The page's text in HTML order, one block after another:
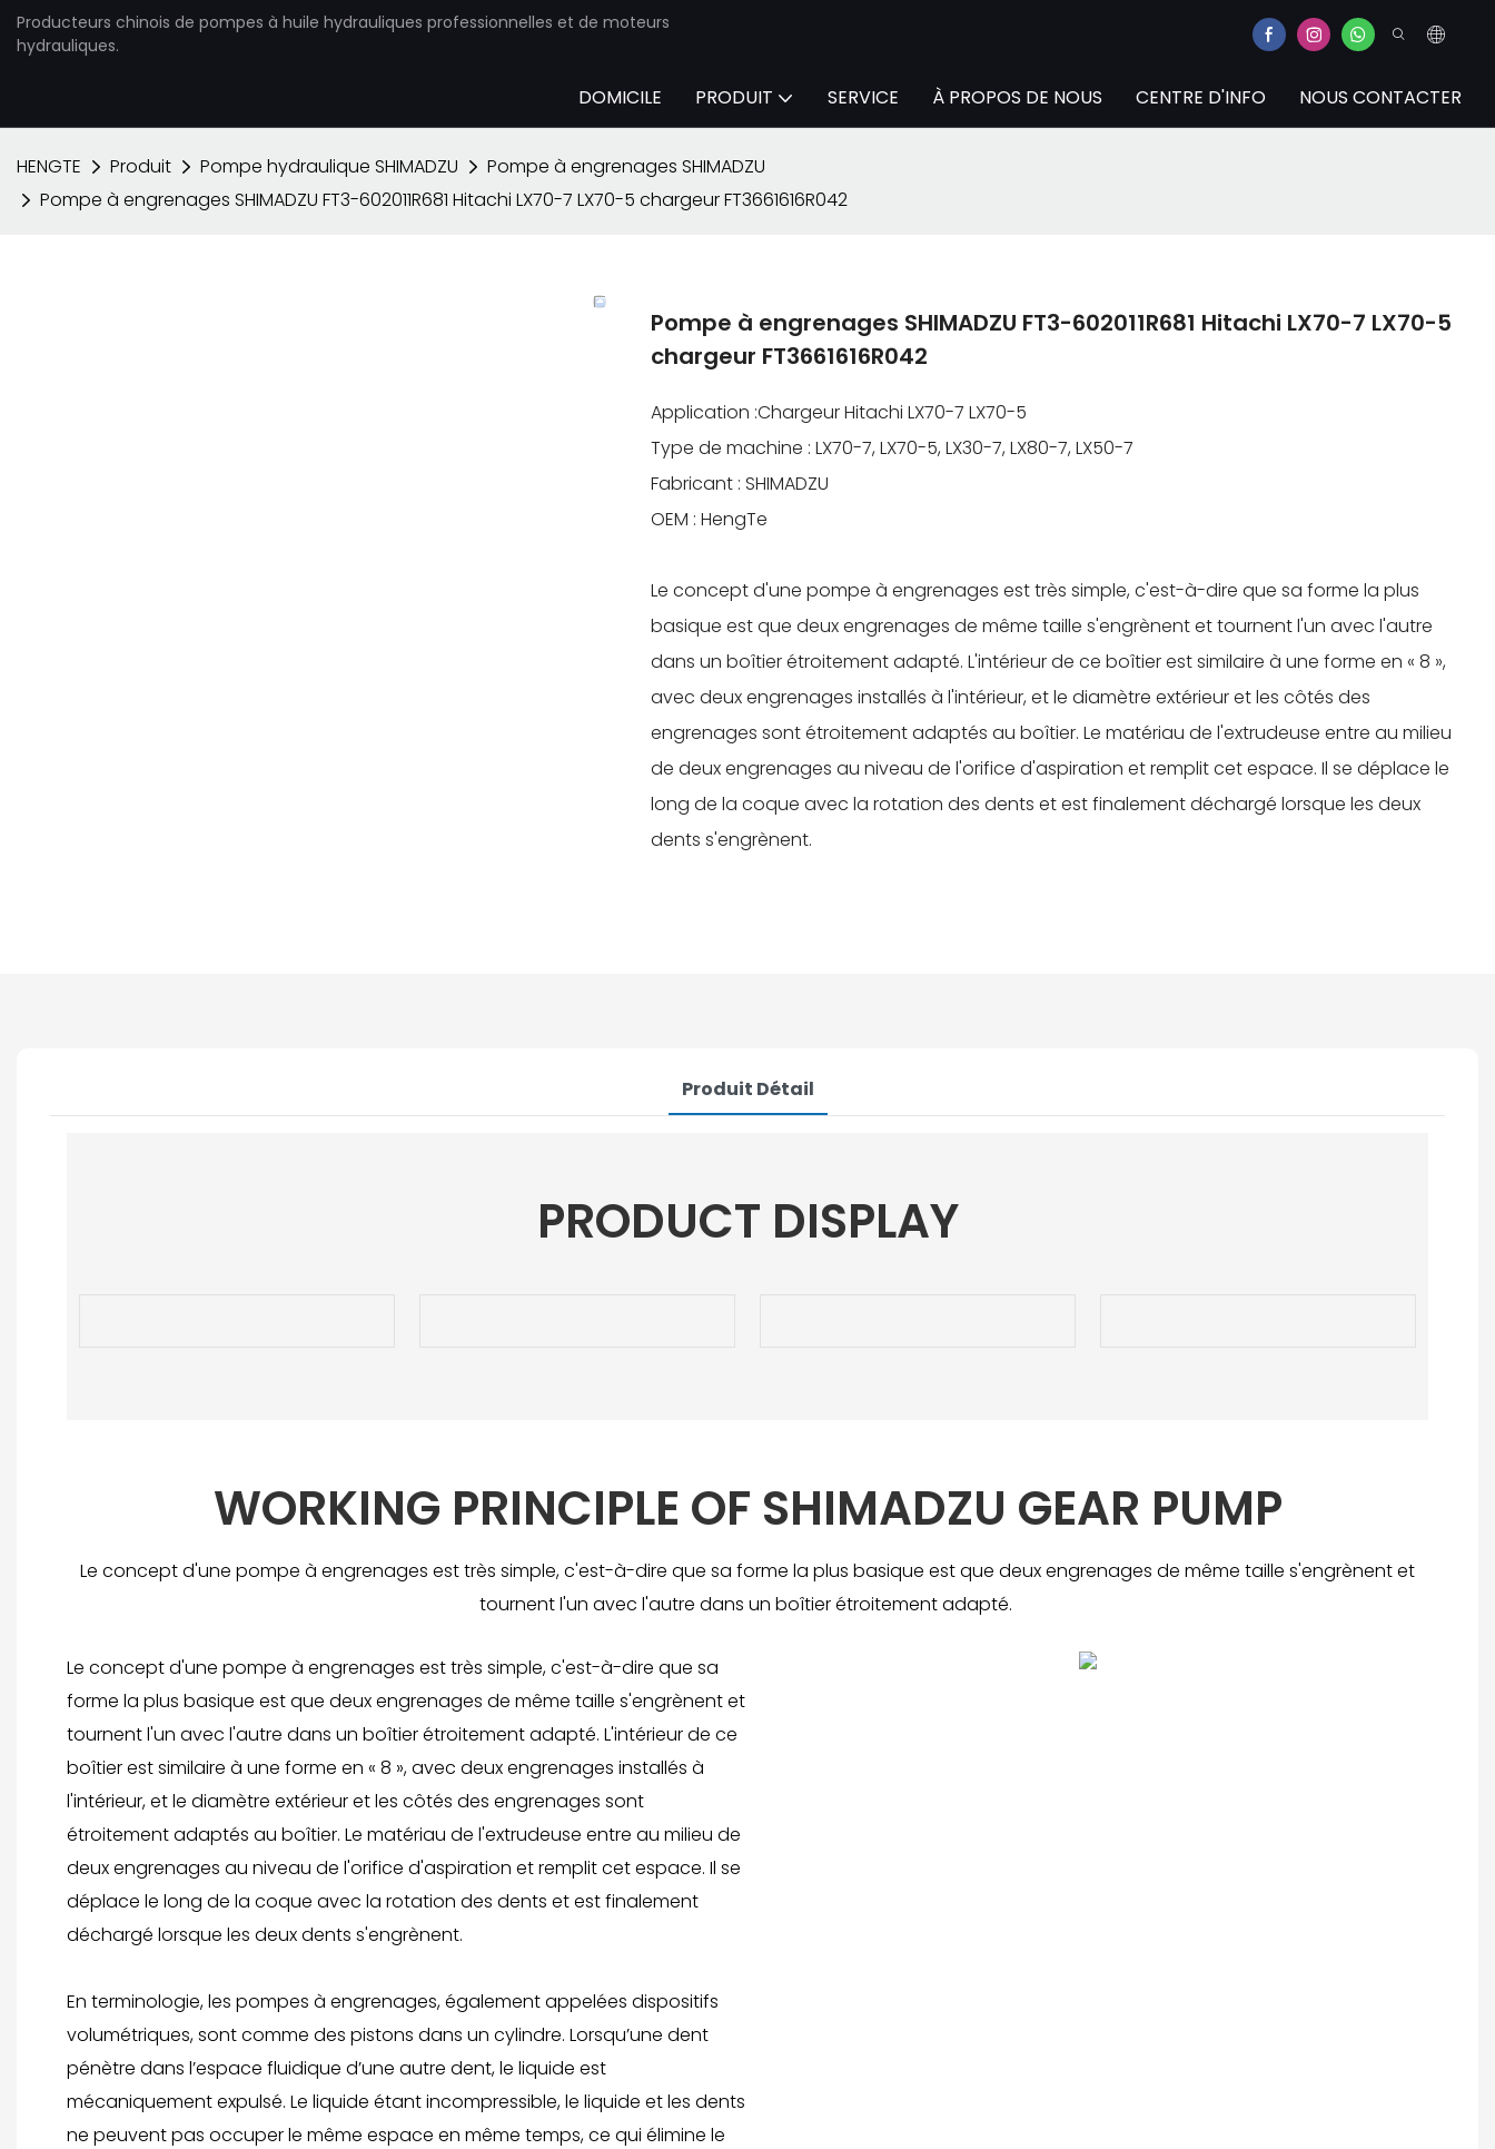
Producteurs chinois de pompes à huile hydrauliques professionnelles et de moteurs
hydrauliques.
DOMICILE PRODUIT SERVICE À PROPOS DE NOUS CENTRE D'INFO NOUS CONTACTER
HENGTE Produit Pompe hydraulique SHIMADZU
Pompe à engrenages SHIMADZU
Pompe à engrenages SHIMADZU FT3-602011R681 Hitachi LX70-7 LX70-5 chargeur FT3661616R042
Pompe à engrenages SHIMADZU FT3-602011R681 Hitachi LX70-7 LX70-5
chargeur FT3661616R042
Application :Chargeur Hitachi LX70-7 LX70-5
Type de machine : LX70-7, LX70-5, LX30-7, LX80-7, LX50-7
Fabricant : SHIMADZU
OEM : HengTe
Le concept d'une pompe à engrenages est très simple, c'est-à-dire que sa forme la plus
basique est que deux engrenages de même taille s'engrènent et tournent l'un avec l'autre
dans un boîtier étroitement adapté. L'intérieur de ce boîtier est similaire à une forme en « 8 »,
avec deux engrenages installés à l'intérieur, et le diamètre extérieur et les côtés des
engrenages sont étroitement adaptés au boîtier. Le matériau de l'extrudeuse entre au milieu
de deux engrenages au niveau de l'orifice d'aspiration et remplit cet espace. Il se déplace le
long de la coque avec la rotation des dents et est finalement déchargé lorsque les deux
dents s'engrènent.
Produit Détail
PRODUCT DISPLAY
WORKING PRINCIPLE OF SHIMADZU GEAR PUMP
Le concept d'une pompe à engrenages est très simple, c'est-à-dire que sa forme la plus basique est que deux engrenages de même taille s'engrènent et
tournent l'un avec l'autre dans un boîtier étroitement adapté.
Le concept d'une pompe à engrenages est très simple, c'est-à-dire que sa
forme la plus basique est que deux engrenages de même taille s'engrènent et
tournent l'un avec l'autre dans un boîtier étroitement adapté. L'intérieur de ce
boîtier est similaire à une forme en « 8 », avec deux engrenages installés à
l'intérieur, et le diamètre extérieur et les côtés des engrenages sont
étroitement adaptés au boîtier. Le matériau de l'extrudeuse entre au milieu de
deux engrenages au niveau de l'orifice d'aspiration et remplit cet espace. Il se
déplace le long de la coque avec la rotation des dents et est finalement
déchargé lorsque les deux dents s'engrènent.
En terminologie, les pompes à engrenages, également appelées dispositifs
volumétriques, sont comme des pistons dans un cylindre. Lorsqu’une dent
pénètre dans l’espace fluidique d’une autre dent, le liquide est
mécaniquement expulsé. Le liquide étant incompressible, le liquide et les dents
ne peuvent pas occuper le même espace en même temps, ce qui élimine le